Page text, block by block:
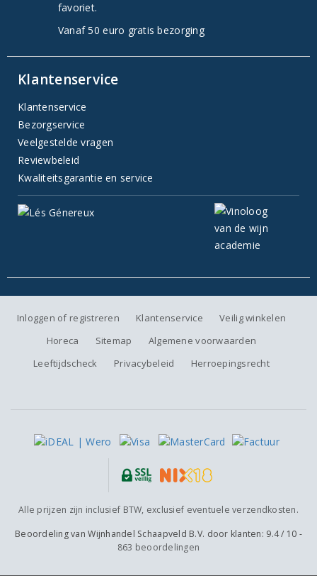
favoriet.
Vanaf 50 euro gratis bezorging
Klantenservice
Klantenservice
Bezorgservice
Veelgestelde vragen
Reviewbeleid
Kwaliteitsgarantie en service
Inloggen of registreren Klantenservice
Veilig winkelen
Horeca
Sitemap
Algemene voorwaarden
Leeftijdscheck
Privacybeleid Herroepingsrecht
Alle prijzen zijn inclusief BTW, exclusief eventuele verzendkosten.
Beoordeling vanWijnhandel Schaapveld B.V. door klanten: 9.4/ 10 -
863 beoordelingen